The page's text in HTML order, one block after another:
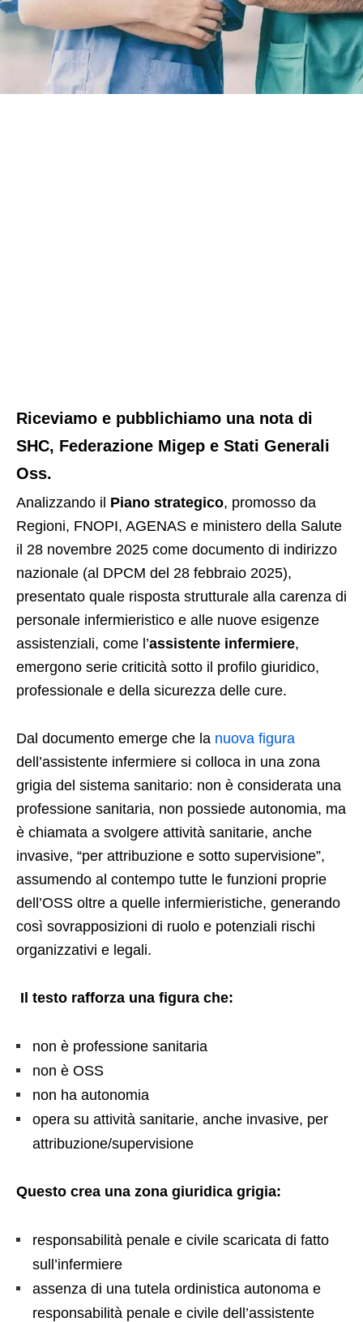
Riceviamo e pubblichiamo una nota di
SHC, Federazione Migep e Stati Generali
Oss.
Analizzando il Piano strategico, promosso da
Regioni, FNOPI, AGENAS e ministero della Salute
il 28 novembre 2025 come documento di indirizzo
nazionale (al DPCM del 28 febbraio 2025),
presentato quale risposta strutturale alla carenza di
personale infermieristico e alle nuove esigenze
assistenziali, come l’assistente infermiere,
emergono serie criticità sotto il profilo giuridico,
professionale e della sicurezza delle cure.
Dal documento emerge che la nuova figura
dell’assistente infermiere si colloca in una zona
grigia del sistema sanitario: non è considerata una
professione sanitaria, non possiede autonomia, ma
è chiamata a svolgere attività sanitarie, anche
invasive, “per attribuzione e sotto supervisione”,
assumendo al contempo tutte le funzioni proprie
dell’OSS oltre a quelle infermieristiche, generando
così sovrapposizioni di ruolo e potenziali rischi
organizzativi e legali.
Il testo rafforza una figura che:
non è professione sanitaria
non è OSS
non ha autonomia
opera su attività sanitarie, anche invasive, per
attribuzione/supervisione
Questo crea una zona giuridica grigia:
responsabilità penale e civile scaricata di fatto
sull’infermiere
assenza di una tutela ordinistica autonoma e
responsabilità penale e civile dell’assistente